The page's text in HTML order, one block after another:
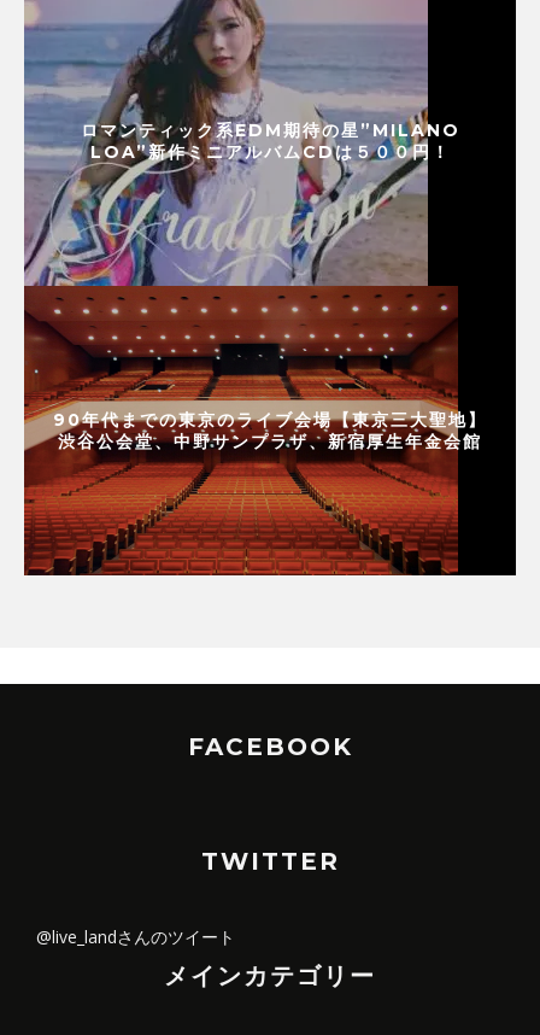
ロマンティック系EDM期待の星”MILANO
LOA”新作ミニアルバムCDは５００円！
90年代までの東京のライブ会場【東京三大聖地】
渋谷公会堂、中野サンプラザ、新宿厚生年金会館
FACEBOOK
TWITTER
@live_landさんのツイート
メインカテゴリー